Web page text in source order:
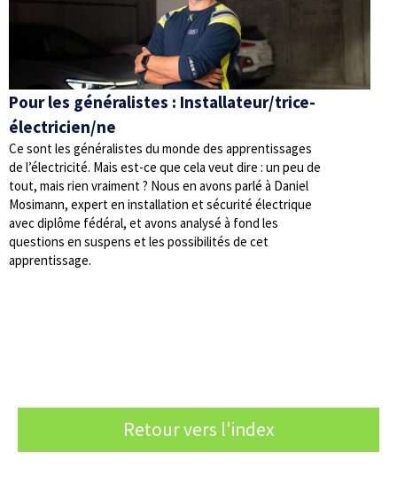
Pour les généralistes : Installateur/trice-
électricien/ne
Ce sont les généralistes du monde des apprentissages
de l’électricité. Mais est-ce que cela veut dire : un peu de
tout, mais rien vraiment ? Nous en avons parlé à Daniel
Mosimann, expert en installation et sécurité électrique
avec diplôme fédéral, et avons analysé à fond les
questions en suspens et les possibilités de cet
apprentissage.
Retour vers l'index